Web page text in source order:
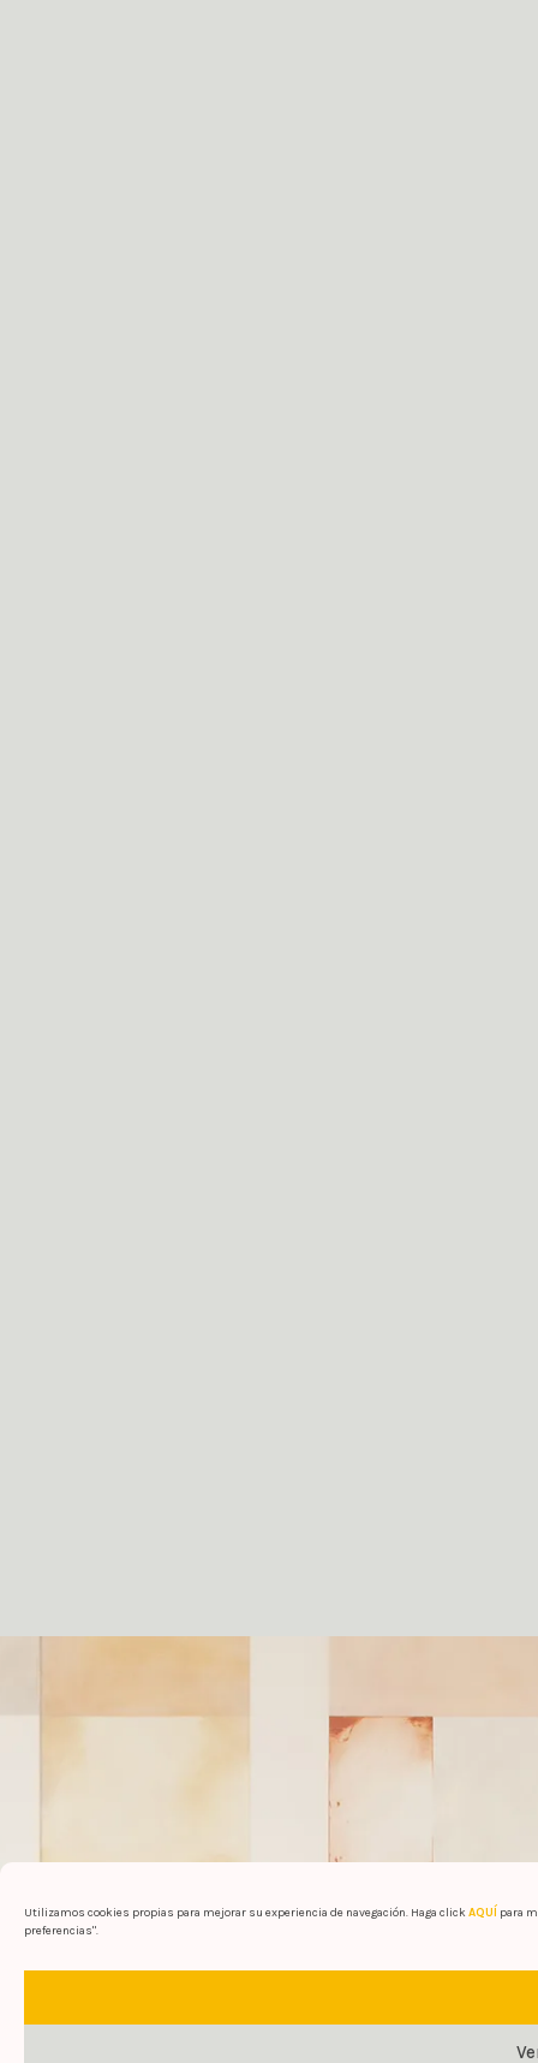
Utilizamos cookies propias para mejorar su experiencia de navegación. Haga click AQUÍ para
preferencias".